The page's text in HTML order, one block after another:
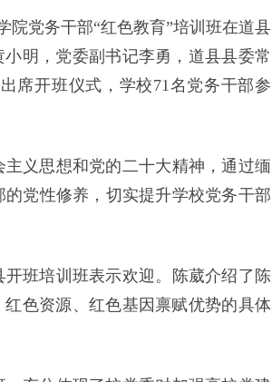
院党务干部“红色教育”培训班在道县
明，党委副书记李勇，道县县委常
席开班仪式，学校71名党务干部参
义思想和党的二十大精神，通过缅
党性修养，切实提升学校党务干部
班培训班表示欢迎。陈葳介绍了陈
色资源、红色基因禀赋优势的具体